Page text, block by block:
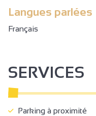
Langues parlées
Français
SERVICES
Parking à proximité